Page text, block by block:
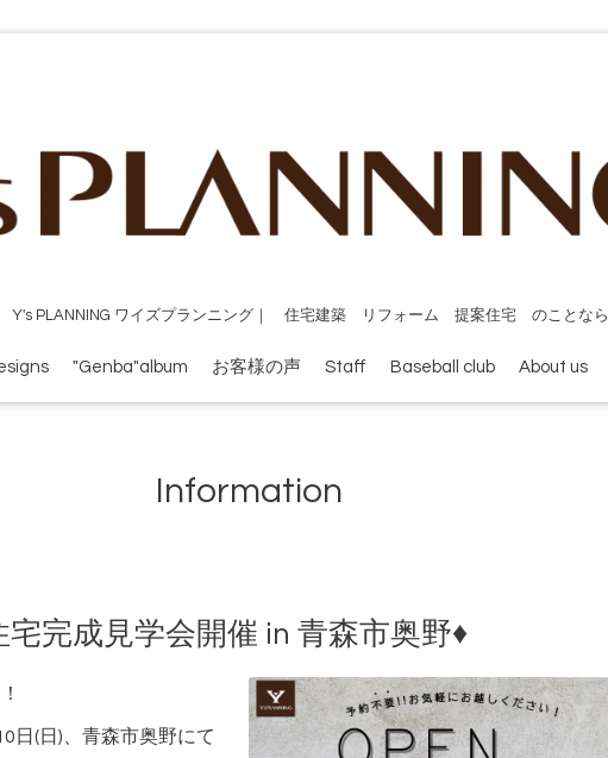
PLANNING ワイズプランニング｜ 住宅建築 リフォーム 提案住宅 のことなら
"Genba"album お客様の声 Staff Baseball club About us
Information
宅完成見学会開催 in 青森市奥野♦
日(日)、青森市奥野にて